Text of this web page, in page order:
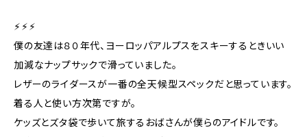
⚡︎⚡︎⚡︎
僕の友達は８０年代、ヨーロッパアルプスをスキーするときいい
加減なナップサックで滑っていました。
レザーのライダースが一番の全天候型スペックだと思っています。
着る人と使い方次第ですが。
ケッズとズタ袋で歩いて旅するおばさんが僕らのアイドルです。